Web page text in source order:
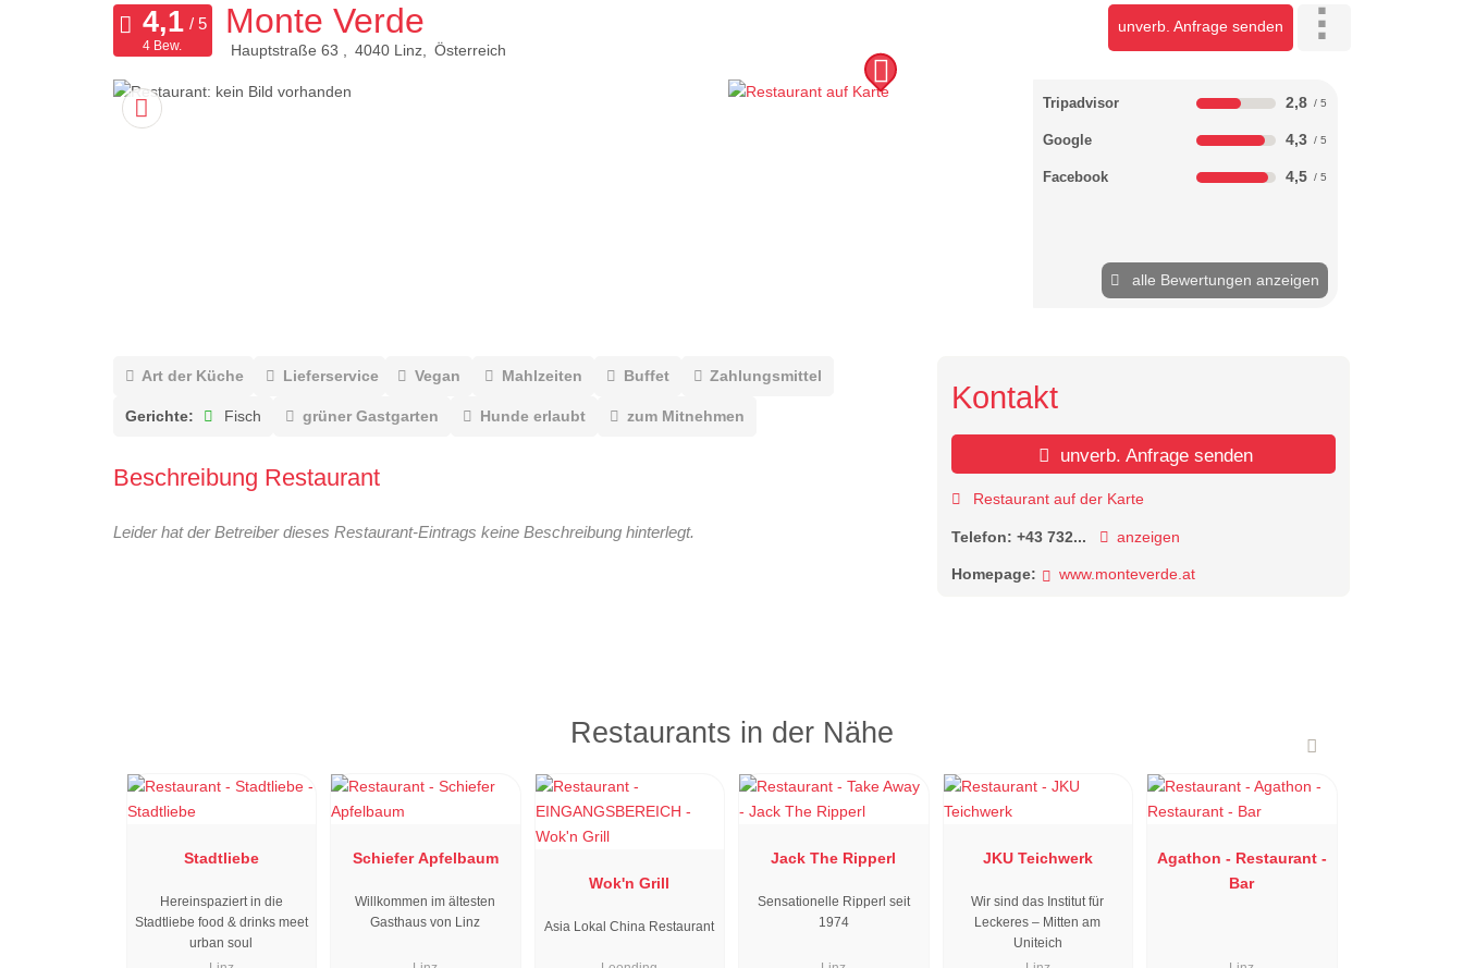
Monte Verde
Hauptstraße 63 4040 Linz Österreich
unverb. Anfrage senden
4 Bew.
Tripadvisor 2,8
Google 4,3
Facebook 4,5
alle Bewertungen anzeigen
Art der Küche Lieferservice Vegan Mahlzeiten Buffet Zahlungsmittel
Gerichte: Fisch grüner Gastgarten Hunde erlaubt zum Mitnehmen
Beschreibung Restaurant
Leider hat der Betreiber dieses Restaurant-Eintrags keine Beschreibung hinterlegt.
Kontakt
unverb. Anfrage senden
Restaurant auf der Karte
Telefon:+43 732... anzeigen
Homepage: www.monteverde.at
Restaurants in der Nähe
Stadtliebe
Hereinspaziert in die
Stadtliebe food & drinks meet
urban soul
Schiefer Apfelbaum
Willkommen im ältesten
Gasthaus von Linz
Wok'n Grill
Asia Lokal China Restaurant
Jack The Ripperl
Sensationelle Ripperl seit
1974
JKU Teichwerk
Wir sind das Institut für
Leckeres – Mitten am
Uniteich
Agathon - Restaurant -
Bar